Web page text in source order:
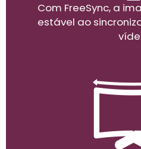
Com FreeSync, a
estável ao